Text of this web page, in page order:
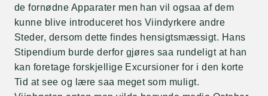
de fornødne Apparater men han vil ogsaa af dem
kunne blive introduceret hos Viindyrkere andre
Steder, dersom dette findes hensigtsmæssigt. Hans
Stipendium burde derfor gjøres saa rundeligt at han
kan foretage forskjellige Excursioner for i den korte
Tid at see og lære saa meget som muligt.